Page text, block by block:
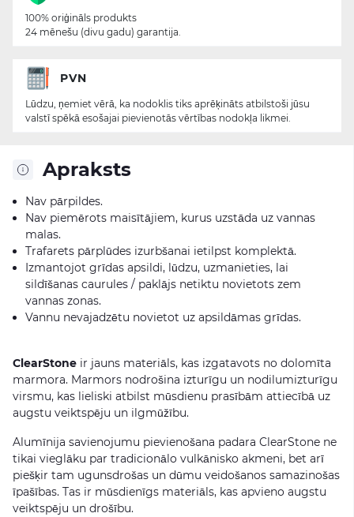
Apraksts
Nav pārpildes.
Nav piemērots maisītājiem, kurus uzstāda uz vannas
malas.
Trafarets pārplūdes izurbšanai ietilpst komplektā.
Izmantojot grīdas apsildi, lūdzu, uzmanieties, lai
sildīšanas caurules / paklājs netiktu novietots zem
vannas zonas.
Vannu nevajadzētu novietot uz apsildāmas grīdas.
ClearStone ir jauns materiāls, kas izgatavots no dolomīta
marmora. Marmors nodrošina izturīgu un nodilumizturīgu
virsmu, kas lieliski atbilst mūsdienu prasībām attiecībā uz
augstu veiktspēju un ilgmūžību.
Alumīnija savienojumu pievienošana padara ClearStone ne
tikai vieglāku par tradicionālo vulkānisko akmeni, bet arī
piešķir tam ugunsdrošas un dūmu veidošanos samazinošas
īpašības. Tas ir mūsdienīgs materiāls, kas apvieno augstu
veiktspēju un drošību.
100% oriģināls produkts
24 mēnešu (divu gadu) garantija.
PVN
Lūdzu, ņemiet vērā, ka nodoklis tiks aprēķināts atbilstoši jūsu
valstī spēkā esošajai pievienotās vērtības nodokļa likmei.